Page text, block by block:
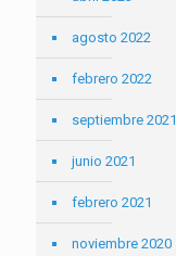
agosto 2022
febrero 2022
septiembre 2021
junio 2021
febrero 2021
noviembre 2020